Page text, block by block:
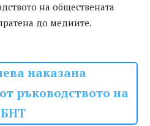
на обществената
до медиите.
наказана
ръководството на
БНТ